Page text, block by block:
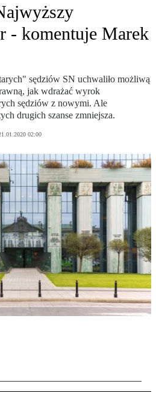
- komentuje Marek
sędziów SN uchwaliło możliwą
jak wdrażać wyrok
sędziów z nowymi. Ale
drugich szanse zmniejsza.
02:00